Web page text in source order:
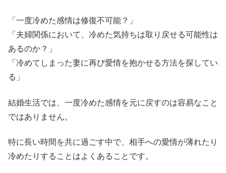
「一度冷めた感情は修復不可能？」
「夫婦関係において、冷めた気持ちは取り戻せる可能性は
あるのか？」
「冷めてしまった妻に再び愛情を抱かせる方法を探してい
る」
結婚生活では、一度冷めた感情を元に戻すのは容易なこと
ではありません。
特に長い時間を共に過ごす中で、相手への愛情が薄れたり
冷めたりすることはよくあることです。